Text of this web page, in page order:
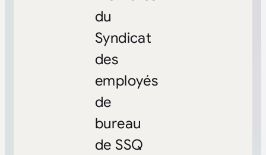
du
Syndicat
des
employés
de
bureau
de SSQ